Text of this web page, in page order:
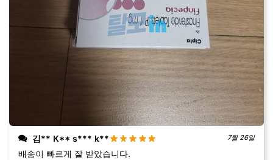
김** K** s*** k** 7월 26일
배송이 빠르게 잘 받았습니다.